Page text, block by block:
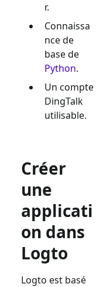
r.
Connaissa
nce de
base de
Python.
Un compte
DingTalk
utilisable.
Créer
une
applicati
on dans
Logto
Logto est basé